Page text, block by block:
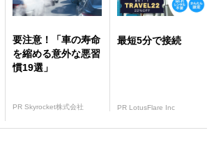
要注意！「車の寿命
を縮める意外な悪習
慣19選」
PR Skyrocket株式会社
最短5分で接続
PR LotusFlare Inc